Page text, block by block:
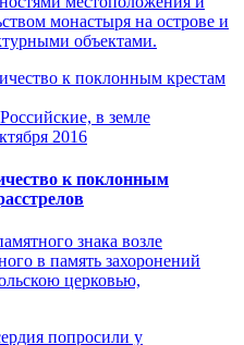
монастыря на острове и
объектами.
в земле
2016
к поклонным
знака возле
в память захоронений
церковью,